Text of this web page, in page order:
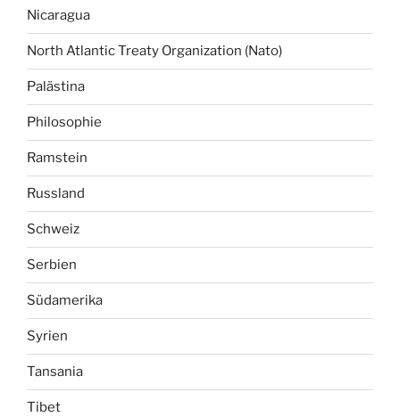
Nicaragua
North Atlantic Treaty Organization (Nato)
Palästina
Philosophie
Ramstein
Russland
Schweiz
Serbien
Südamerika
Syrien
Tansania
Tibet